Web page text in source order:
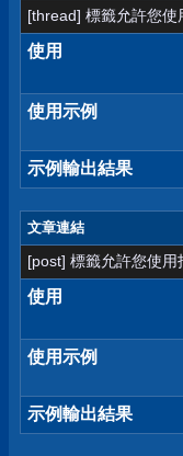
[thread] 標籤允許您使
使用
使用示例
示例輸出結果
文章連結
[post] 標籤允許您使用
使用
使用示例
示例輸出結果